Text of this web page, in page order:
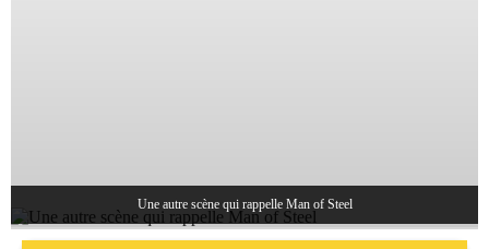
Une autre scène qui rappelle Man of Steel